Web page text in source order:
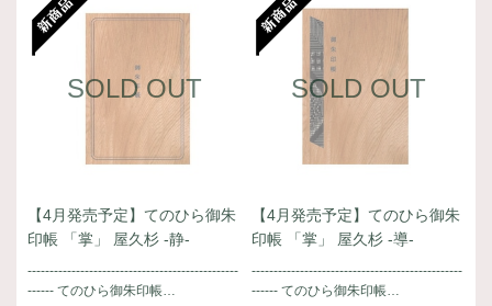
SOLD OUT
【4月発売予定】てのひら御朱
印帳 「掌」 屋久杉 -静-
------------------------------------------------
------ てのひら御朱印帳…
SOLD OUT
【4月発売予定】てのひら御朱
印帳 「掌」 屋久杉 -導-
------------------------------------------------
------ てのひら御朱印帳…